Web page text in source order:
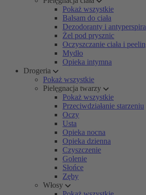
Pokaż wszystkie
Balsam do ciała
Dezodoranty i
Żel pod prysznic
Oczyszczanie ciała i
Mydło
Opieka intymna
Drogeria
Pokaż wszystkie
Pielęgnacja twarzy
Pokaż wszystkie
Przeciwdziałanie starzeniu
Oczy
Usta
Opieka nocna
Opieka dzienna
Czyszczenie
Golenie
Słońce
Zęby
Włosy